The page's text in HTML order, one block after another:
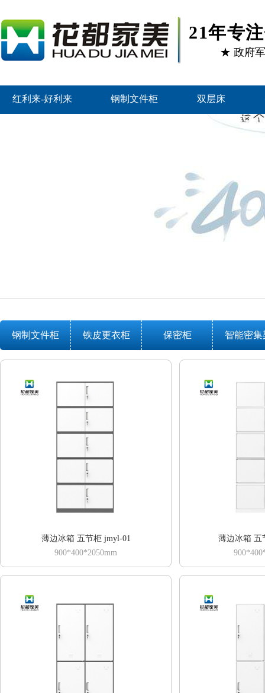
21年专
★ 政府
红利来-好利来 钢制文件柜 双层床
钢制文件柜 铁皮更衣柜 保密柜 智能密集
薄边冰箱 五节柜 jmyl-01
900*400*2050mm
薄边冰箱 五